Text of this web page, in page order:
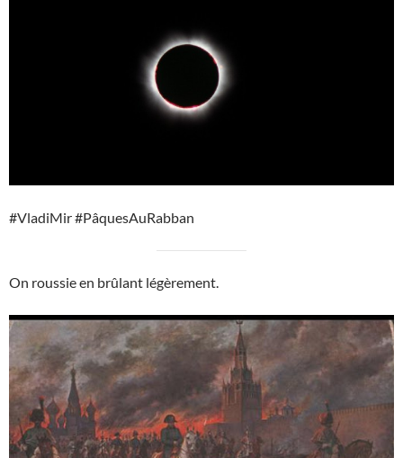
#VladiMir #PâquesAuRabban
On roussie en brûlant légèrement.